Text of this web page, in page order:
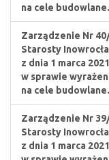
na cele budowlane.
Zarządzenie Nr
Starosty
z dnia 1 marca
w sprawie
na cele budowlane.
Zarządzenie Nr
Starosty
z dnia 1 marca